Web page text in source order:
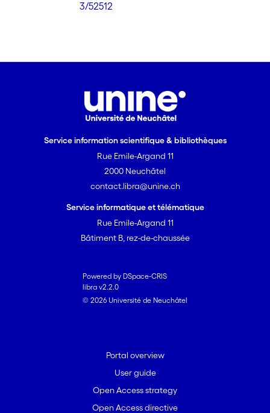
3/52512
Service information scientifique & bibliothèques
Rue Emile-Argand 11
2000 Neuchâtel
contact.libra@unine.ch
Service informatique et télématique
Rue Emile-Argand 11
Bâtiment B, rez-de-chaussée
Powered by DSpace-CRIS
libra v2.2.0
© 2026 Université de Neuchâtel
Portal overview
User guide
Open Access strategy
Open Access directive